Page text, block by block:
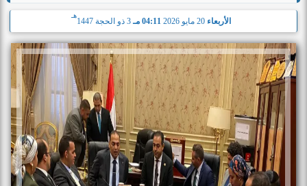
الأربعاء 20 مايو 2026 04:11 مـ 3 ذو الحجة 1447
هـ